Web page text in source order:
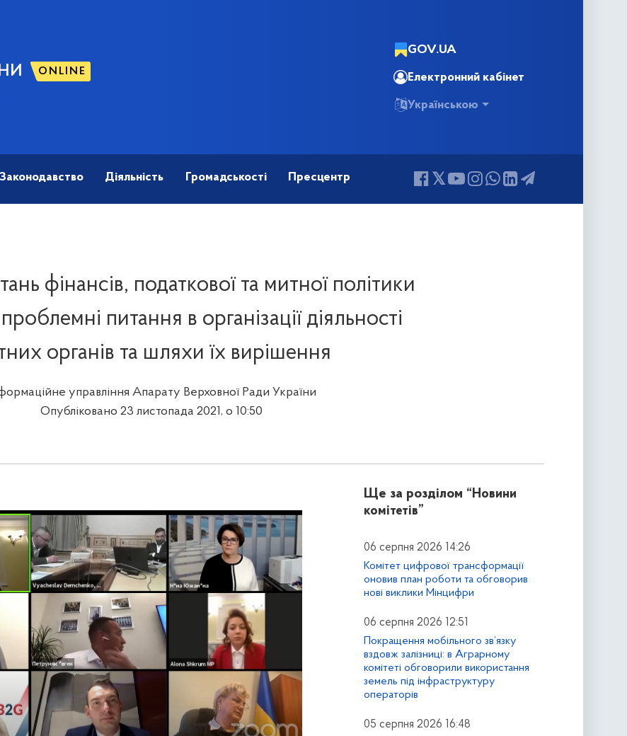
ONLINE
GOV.UA
Електронний кабінет
Українською
Законодавство Діяльність Громадськості Пресцентр
фінансів, податкової та митної політики
питання в організації діяльності
органів та шляхи їх вирішення
управління Апарату Верховної Ради України
Опубліковано 23 листопада 2021, о 10:50
Ще за розділом “Новини
комітетів”
06 серпня 2026 14:26
Комітет цифрової трансформації
оновив план роботи та обговорив
нові виклики Мінцифри
06 серпня 2026 12:51
Покращення мобільного зв’язку
вздовж залізниці: в Аграрному
комітеті обговорили використання
земель під інфраструктуру
операторів
05 серпня 2026 16:48